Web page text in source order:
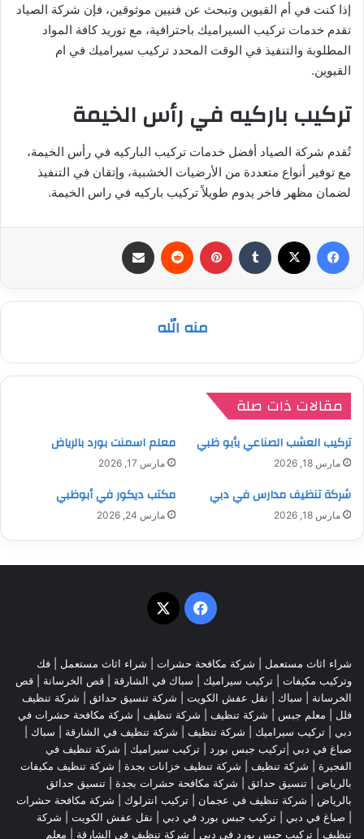
إذا كنت في أم القيوين وتبحث عن فنيين موثوقين، فإن شركة الصياد
تقدم خدمات تركيب السيراميك باحترافية، مع توريد كافة المواد
المطلوبة والتنفيذ في الوقت المحدد تركيب سيراميك في ام
القيوين.
تركيب باركيه في رأس الخيمة
تُقدم شركة الصياد أفضل خدمات تركيب الباركيه في رأس الخيمة،
مع توفير أنواع متعددة من الأرضيات الخشبية، وإتقان في التنفيذ
لضمان مظهر فاخر يدوم طويلاً تركيب باركيه في راس الخيمة.
فيسبوك بينتيريست
منه الله
مقالات ذات صلة
تركيب العشب الصناعي بأبو ظبي
مارس 18, 2026
معلم اسمنت بورد بالرياض
مارس 17, 2026
شركة تنظيف مدارس في دبي
مارس 18, 2026
مكتب ديكور في أبوظبي
مارس 24, 2026
فيسبوك
‫X
شراء اثاث مستعمل شركة مكافحة حشرات شراء اثاث مستعمل
فك
وتركيب مكيفات | تركيب سيراميك | سباك في الشارقة قص الخرسانة | قص
الخرسانة | سباك نقل عفش الكويت شركة تنسيق حدائق
شركة تنظيف
فلل
معلم جبس شركة تنظيف شركة تنظيف
شركة مكافحة حشرات في
دبي
تركيب سيراميك شركة تنظيف شركة تنظيف في الشارقة | سباك |
صباغ في دبي |تركيب جبس بورد | تركيب سيراميك
شركة تنظيف في
الفجيرة
شركة تنظيف شركة تنظيف خزانات بجدة
شركة تنظيف مكيفات
بالرياض
تنسيق حدائق شركة مكافحة حشرات بجدة
تنسيق حدائق
بالرياض
شركة تنظيف في عجمان | تركيب انترلوك | شركة مكافحة حشرات
صباغ في دبي تركيب جبس بورد في دبي نقل عفش الكويت
شركة
تنظيف
تركيب جبس بورد في دبي شركة تنظيف في الشارقة معلم